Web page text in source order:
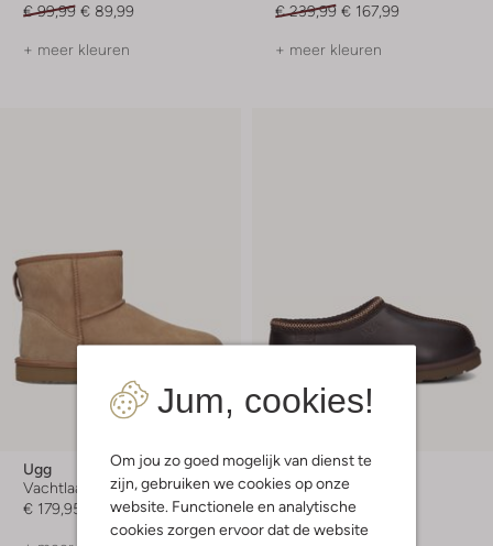
Jum, cookies!
Om jou zo goed mogelijk van dienst te
zijn, gebruiken we cookies op onze
website. Functionele en analytische
cookies zorgen ervoor dat de website
€ 99,99 € 89,99
+ meer kleuren
€ 239,99 € 167,99
+ meer kleuren
Ugg
Vachtlaarzen
€ 179,95
Ugg
Instappers
€ 129,99